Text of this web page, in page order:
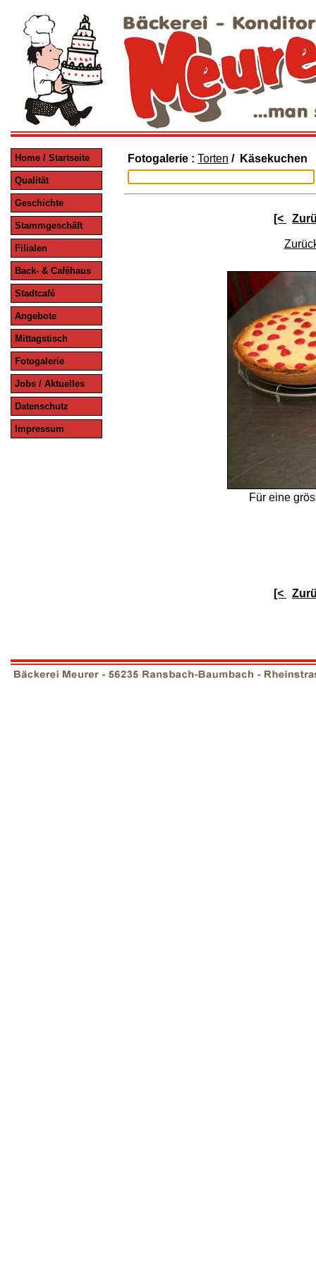
Home / Startseite
Qualität
Geschichte
Stammgeschäft
Filialen
Back- & Caféhaus
Stadtcafé
Angebote
Mittagstisch
Fotogalerie
Jobs / Aktuelles
Datenschutz
Impressum
Fotogalerie : Torten / Käsekuchen
[<
Für eine
[<